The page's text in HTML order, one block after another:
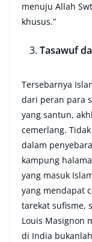
menuju Allah
khusus.”
Tasawuf
Tersebarnya
dari peran para
yang santun,
cemerlang.
dalam
kampung
yang masuk
yang mendapat
tarekat sufisme,
Louis Masignon
di India